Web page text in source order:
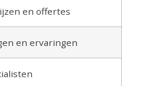
en offertes
en ervaringen